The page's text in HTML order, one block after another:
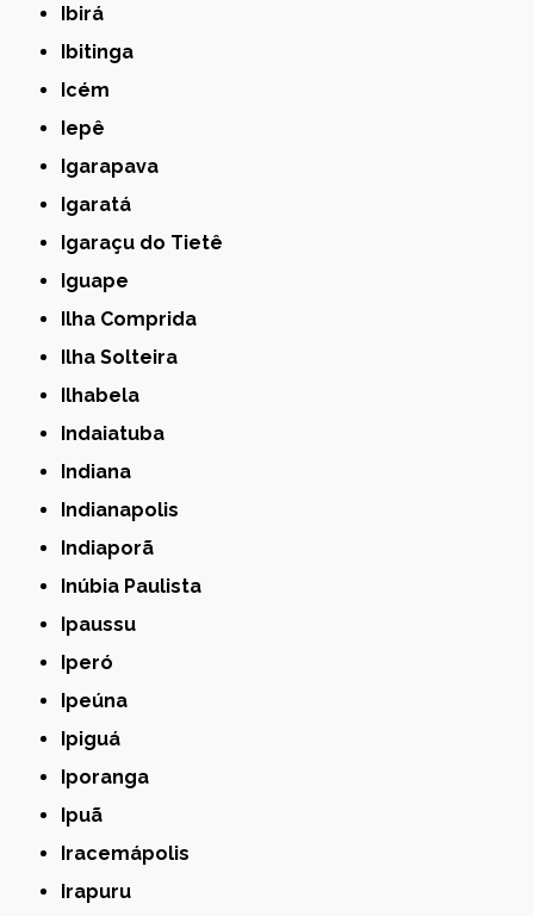
Ibirá
Ibitinga
Icém
Iepê
Igarapava
Igaratá
Igaraçu do Tietê
Iguape
Ilha Comprida
Ilha Solteira
Ilhabela
Indaiatuba
Indiana
Indianapolis
Indiaporã
Inúbia Paulista
Ipaussu
Iperó
Ipeúna
Ipiguá
Iporanga
Ipuã
Iracemápolis
Irapuru